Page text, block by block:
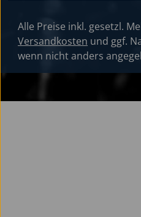
Alle Preise inkl. gesetzl.
Versandkosten und ggf.
wenn nicht anders